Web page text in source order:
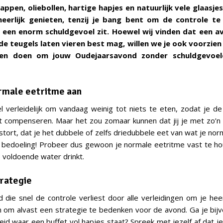
oliebollen, hartige hapjes en natuurlijk vele
genieten, tenzij je bang bent om de controle te
enorm schuldgevoel zit. Hoewel wij vinden dat een
teugels laten vieren best mag, willen we je ook
doen om jouw Oudejaarsavond zonder
eetritme aan
verleidelijk om vandaag weinig tot niets te eten, zodat je de
compenseren. Maar het zou zomaar kunnen dat jij je met
dat je het dubbele of zelfs driedubbele eet van wat je
Probeer dus gewoon je normale eetritme vast te
water drinkt.
die snel de controle verliest door alle verleidingen om je
om alvast een strategie te bedenken voor de avond. Ga je